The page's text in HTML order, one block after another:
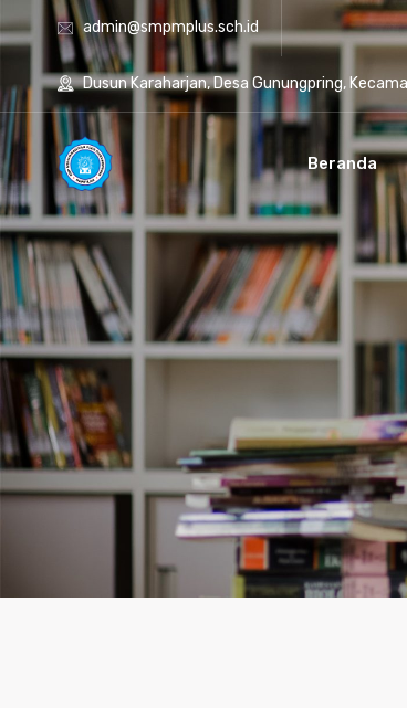
admin@smpmplus.sch.id
Dusun Karaharjan, Desa Gunungpring,
Beranda